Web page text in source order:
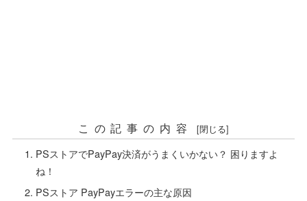
この記事の内容
PSストアでPayPay決済がうまくいかない？ 困りますよ
ね！
PSストア PayPayエラーの主な原因